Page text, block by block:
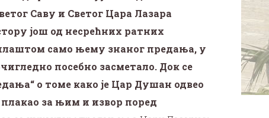
Саву и Светог Цара Лазара
још од несрећних ратних
само њему знаног предања, у
ледно посебно засметало. Док се
о томе како је Цар Душан одвео
за њим и извор поред